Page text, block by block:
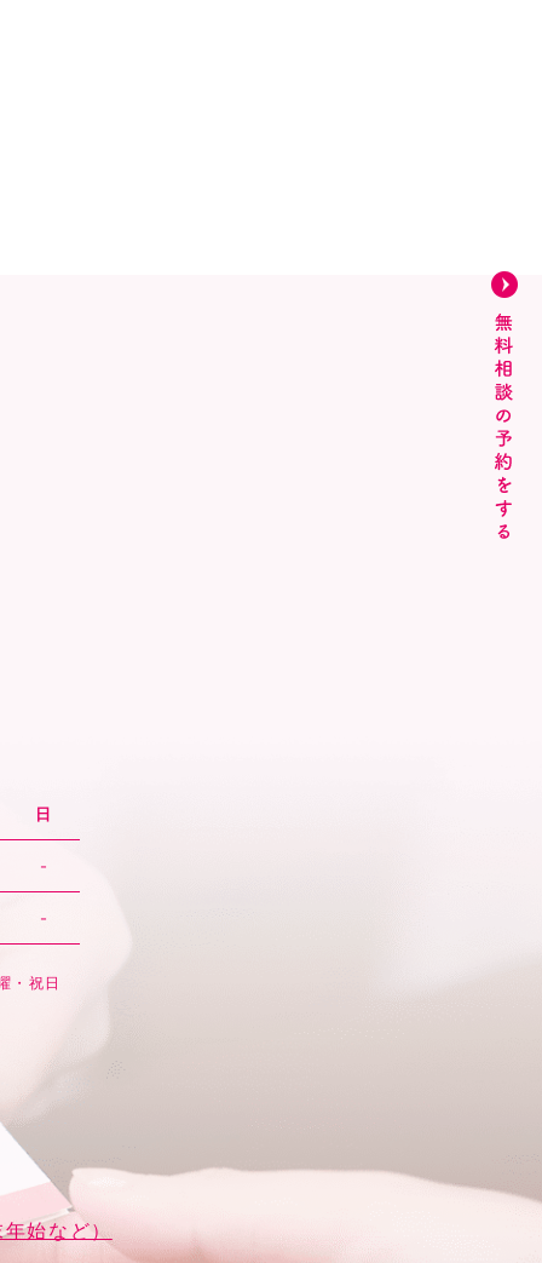
日
-
-
祝日
始など）